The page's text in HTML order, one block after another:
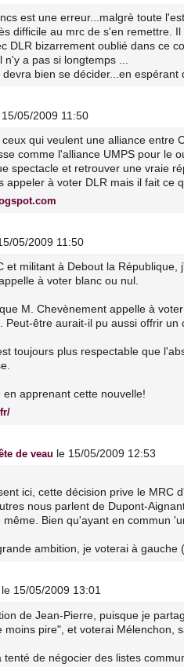
est une erreur...malgrè toute
difficile au mrc de s'en remettre.
DLR bizarrement oublié dans ce
a pas si longtemps ...
bien se décider...en espérant
15/05/2009 11:50
qui veulent une alliance entre
comme l'alliance UMPS pour le
spectacle et retrouver une vraie
appeler à voter DLR mais il fait ce
05/2009 11:50
et militant à Debout la
à voter blanc ou nul.
M. Chevènement appelle à
Peut-être aurait-il pu aussi offrir un
toujours plus respectable que
apprenant cette nouvelle!
de veau le 15/05/2009 12:53
ici, cette décision prive le MRC
nous parlent de Dupont-
même. Bien qu'ayant en commun
ambition, je voterai à
le 15/05/2009 13:01
de Jean-Pierre, puisque je
moins pire", et voterai Mélenchon,
de négocier des listes